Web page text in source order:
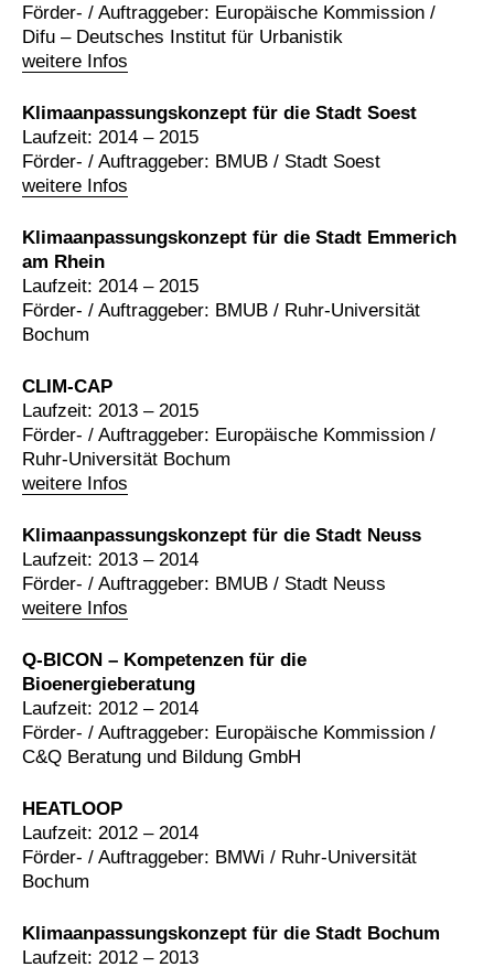
weitere Infos
Förder- / Auftraggeber: Europäische Kommission /
Difu – Deutsches Institut für Urbanistik
Klimaanpassungskonzept für die Stadt Soest
weitere Infos
Laufzeit: 2014 – 2015
Förder- / Auftraggeber: BMUB / Stadt Soest
Klimaanpassungskonzept für die Stadt Emmerich
am Rhein
Laufzeit: 2014 – 2015
Förder- / Auftraggeber: BMUB / Ruhr-Universität
Bochum
CLIM-CAP
weitere Infos
Laufzeit: 2013 – 2015
Förder- / Auftraggeber: Europäische Kommission /
Ruhr-Universität Bochum
Klimaanpassungskonzept für die Stadt Neuss
weitere Infos
Laufzeit: 2013 – 2014
Förder- / Auftraggeber: BMUB / Stadt Neuss
Q-BICON – Kompetenzen für die
Bioenergieberatung
Laufzeit: 2012 – 2014
Förder- / Auftraggeber: Europäische Kommission /
C&Q Beratung und Bildung GmbH
HEATLOOP
Laufzeit: 2012 – 2014
Förder- / Auftraggeber: BMWi / Ruhr-Universität
Bochum
Klimaanpassungskonzept für die Stadt Bochum
Laufzeit: 2012 – 2013